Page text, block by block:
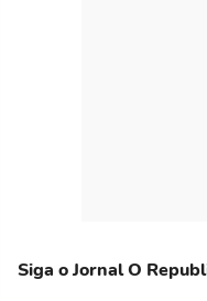
Siga o Jornal O